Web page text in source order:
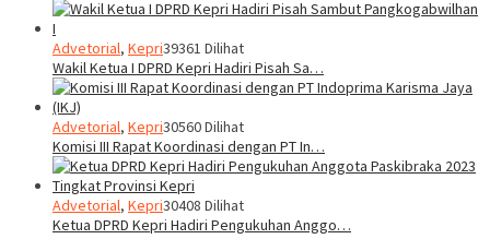
Advetorial, Kepri39361 Dilihat
Wakil Ketua I DPRD Kepri Hadiri Pisah Sa…
Advetorial, Kepri30560 Dilihat
Komisi III Rapat Koordinasi dengan PT In…
Advetorial, Kepri30408 Dilihat
Ketua DPRD Kepri Hadiri Pengukuhan Anggo…